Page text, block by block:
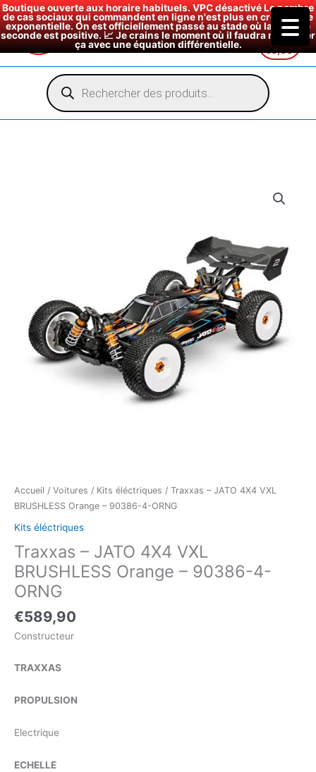
Boutique ouverte aux horaire habituels. VPC désactivé Le nombre
de cas sociaux qui commandent en ligne n'est plus en croissance
exponentielle. On est officiellement passé au stade où la dérivée
seconde est positive. 📈 Je crains le moment où il faudra modéliser
ça avec une équation différentielle.
€0,00
Recherche
de
produits
Accueil / Voitures / Kits éléctriques / Traxxas – JATO 4X4 VXL
BRUSHLESS Orange – 90386-4-ORNG
Kits éléctriques
Traxxas – JATO 4X4 VXL
BRUSHLESS Orange – 90386-4-
ORNG
€589,90
Constructeur
TRAXXAS
PROPULSION
Electrique
ECHELLE